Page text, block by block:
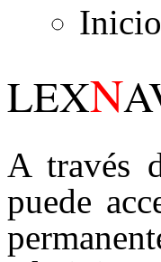
Inicio
LEXN
A través
puede